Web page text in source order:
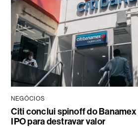
NEGÓCIOS
Citi conclui spinoff do
IPO para destravar valor